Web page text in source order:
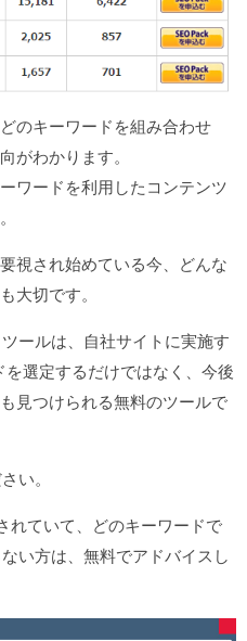
のキーワードを組み合わせ
がわかります。
ワードを利用したコンテンツ
視され始めている今、どんな
大切です。
ールは、自社サイトに実施す
選定するだけではなく、今後
見つけられる無料のツールで
い。
れていて、どのキーワードで
い方は、無料でアドバイスし